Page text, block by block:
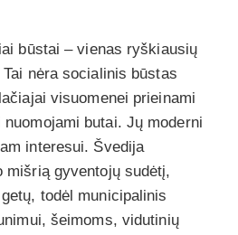
būstai – vienas ryškiausių
nėra socialinis būstas
visuomenei prieinami
butai. Jų moderni
interesui. Švedija
mišrią gyventojų sudėtį,
todėl municipalinis
šeimoms, vidutinių